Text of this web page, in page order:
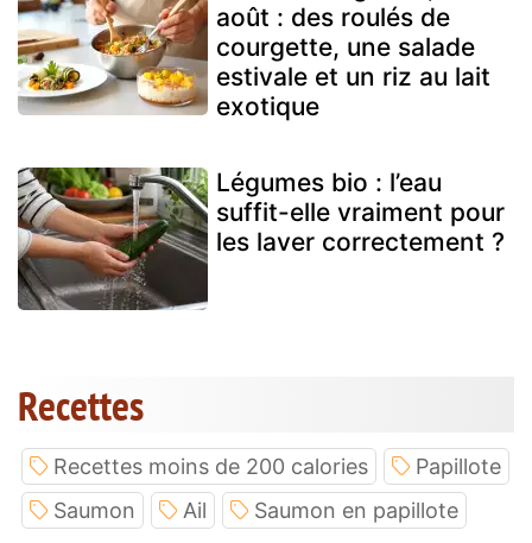
août : des roulés de
courgette, une salade
estivale et un riz au lait
exotique
Légumes bio : l’eau
suffit-elle vraiment pour
les laver correctement ?
Recettes
Recettes moins de 200 calories
Papillote
Saumon
Ail Saumon en papillote